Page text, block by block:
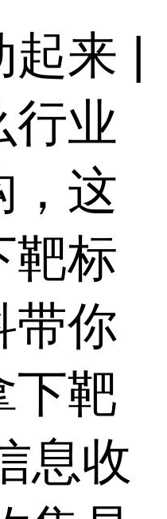
起来 |
行业
，这
靶标
你
下靶
息收